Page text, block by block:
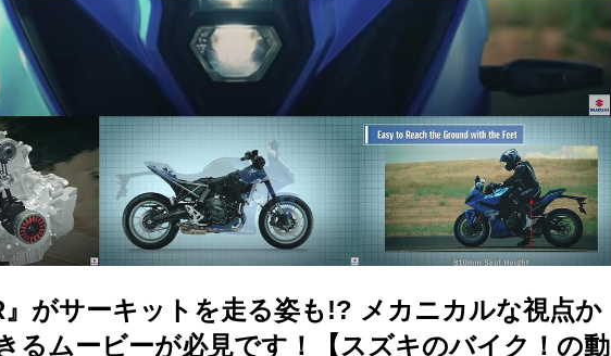
』がサーキットを走る姿も!? メカニカルな視点か
るムービーが必見です！【スズキのバイク！の動